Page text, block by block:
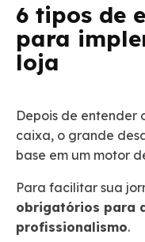
6 tipos de
para
loja
Depois de entender
caixa, o grande
base em um motor
Para facilitar sua
obrigatórios para
profissionalismo.